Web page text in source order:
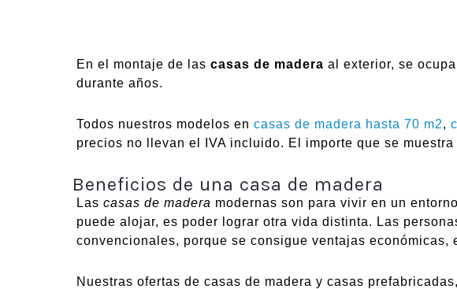
En el montaje de las casas de madera al exterior, se
durante años.
Todos nuestros modelos en casas de madera hasta 70 m2,
precios no llevan el IVA incluido. El importe que se
Beneficios de una casa de madera
Las casas de madera modernas son para vivir en un
puede alojar, es poder lograr otra vida distinta. Las
convencionales, porque se consigue ventajas económicas,
Nuestras ofertas de casas de madera y casas